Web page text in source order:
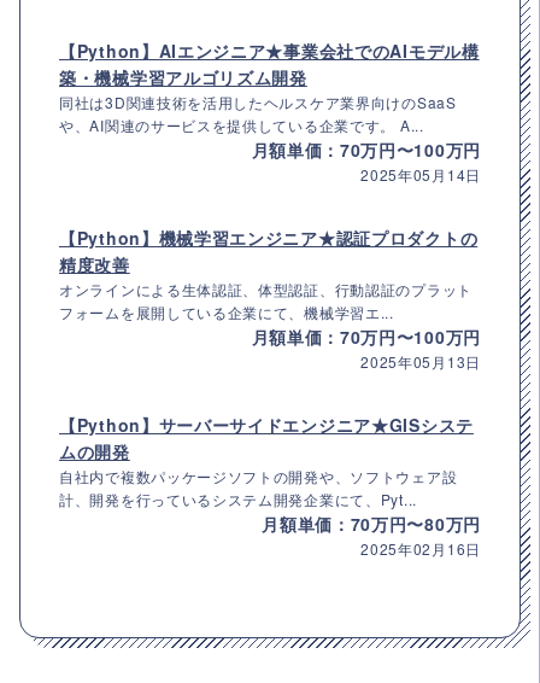
【Python】AIエンジニア★事業会社でのAIモデル構
築・機械学習アルゴリズム開発
同社は3D関連技術を活用したヘルスケア業界向けのSaaS
や、AI関連のサービスを提供している企業です。 A...
月額単価：70万円〜100万円
2025年05月14日
【Python】機械学習エンジニア★認証プロダクトの
精度改善
オンラインによる生体認証、体型認証、行動認証のプラット
フォームを展開している企業にて、機械学習エ...
月額単価：70万円〜100万円
2025年05月13日
【Python】サーバーサイドエンジニア★GISシステ
ムの開発
自社内で複数パッケージソフトの開発や、ソフトウェア設
計、開発を行っているシステム開発企業にて、Pyt...
月額単価：70万円〜80万円
2025年02月16日